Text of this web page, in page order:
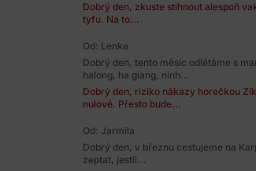
Dobrý den, zkuste stihnout alespoň
tyfu. Na to...
Od: Lenka
Dobrý den, tento měsíc odlétáme s
halong, ha giang, ninh...
Dobrý den, riziko nákazy horečkou
nulové. Přesto bude...
Od: Jarmila
Dobrý den, v březnu cestujeme na
zeptat, jestli...